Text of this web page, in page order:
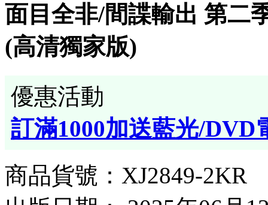
面目全非/間諜輸出 第二
(高清獨家版)
優惠活動
訂滿1000加送藍光/DVD
商品貨號：XJ2849-2KR